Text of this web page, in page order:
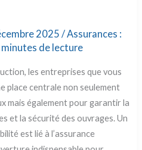
2025 /Assurances :
minutes de lecture
les entreprises que vous
place centrale non seulement
mais également pour garantir la
et la sécurité des ouvrages. Un
est lié à l’assurance